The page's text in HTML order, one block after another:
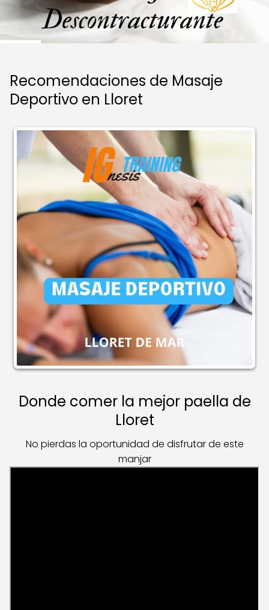
Recomendaciones de Masaje
Deportivo en Lloret
Donde comer la mejor paella de
Lloret
No pierdas la oportunidad de disfrutar de este
manjar